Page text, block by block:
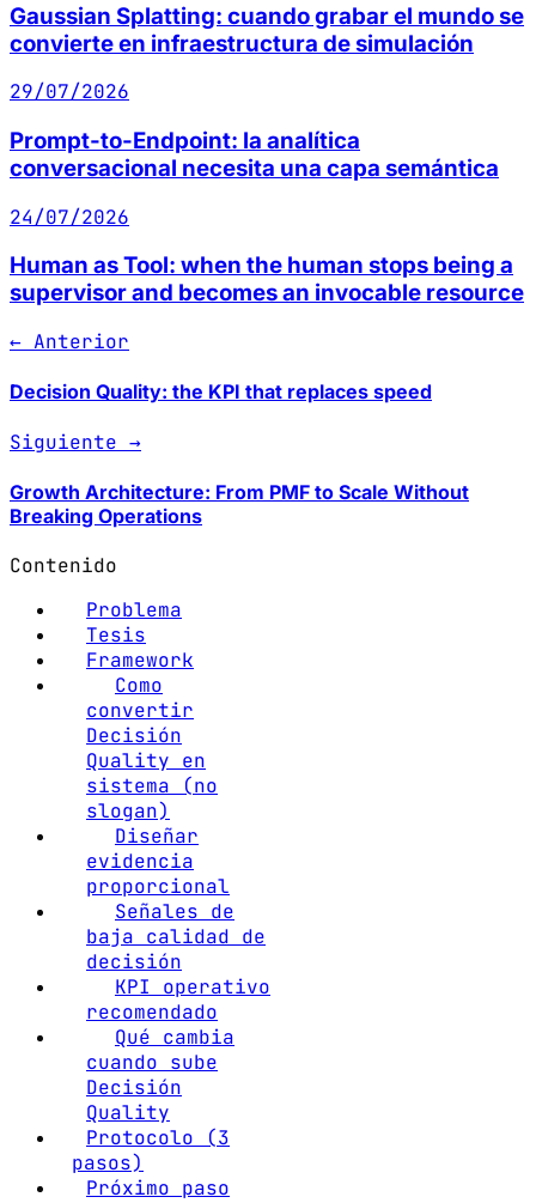
Gaussian Splatting: cuando grabar el mundo se
convierte en infraestructura de simulación
29/07/2026
Prompt-to-Endpoint: la analítica
conversacional necesita una capa semántica
24/07/2026
Human as Tool: when the human stops being a
supervisor and becomes an invocable resource
← Anterior
Decision Quality: the KPI that replaces speed
Siguiente →
Growth Architecture: From PMF to Scale Without
Breaking Operations
Contenido
Problema
Tesis
Framework
Como
convertir
Decisión
Quality en
sistema (no
slogan)
Diseñar
evidencia
proporcional
Señales de
baja calidad de
decisión
KPI operativo
recomendado
Qué cambia
cuando sube
Decisión
Quality
Protocolo (3
pasos)
Próximo paso